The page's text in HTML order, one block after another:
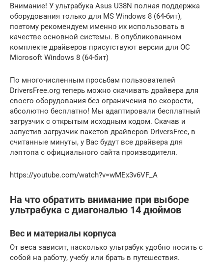
Внимание! У ультрабука Asus U38N полная поддержка
оборудования только для MS Windows 8 (64-бит),
поэтому рекомендуем именно их использовать в
качестве основной системы. В опубликованном
комплекте драйверов присутствуют версии для ОС
Microsoft Windows 8 (64-бит)
По многочисленным просьбам пользователей
DriversFree.org теперь можно скачивать драйвера для
своего оборудования без ограничения по скорости,
абсолютно бесплатно! Мы адаптировали бесплатный
загрузчик с открытым исходным кодом. Скачав и
запустив загрузчик пакетов драйверов DriversFree, в
считанные минуты, у Вас будут все драйвера для
лэптопа с официального сайта производителя.
https://youtube.com/watch?v=wMEx3v6VF_A
На что обратить внимание при выборе
ультрабука с диагональю 14 дюймов
Вес и материалы корпуса
От веса зависит, насколько ультрабук удобно носить с
собой на работу, учебу или брать в путешествия.